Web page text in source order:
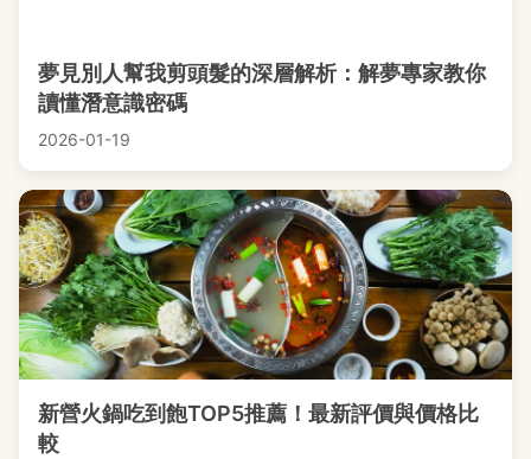
夢見別人幫我剪頭髮的深層解析：解夢專家教你
讀懂潛意識密碼
2026-01-19
新營火鍋吃到飽TOP5推薦！最新評價與價格比
較